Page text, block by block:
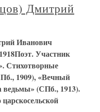
Дмитрий
Иванович
Участник
Стихотворные
1909), «Вечный
ведьмы» (СПб., 1913).